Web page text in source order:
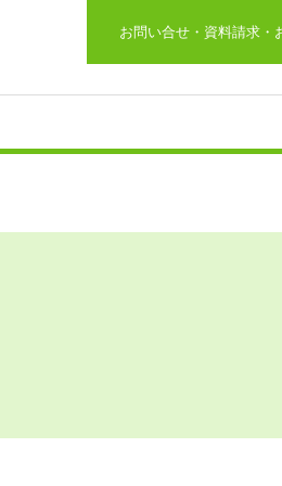
お問い合せ・資料請求・